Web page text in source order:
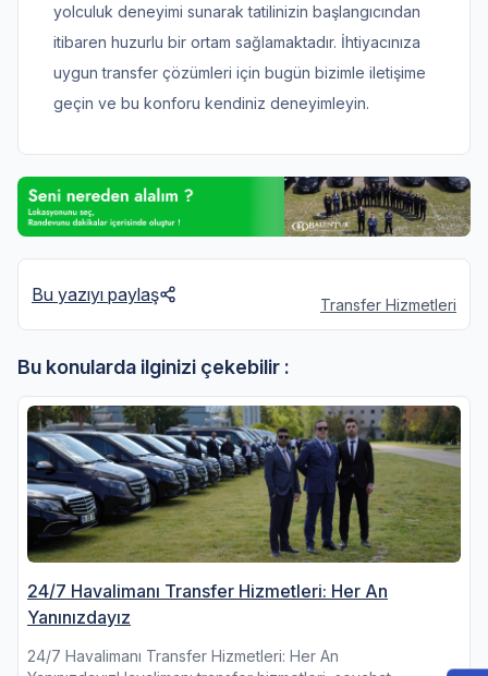
yolculuk deneyimi sunarak tatilinizin başlangıcından
itibaren huzurlu bir ortam sağlamaktadır. İhtiyacınıza
uygun transfer çözümleri için bugün bizimle iletişime
geçin ve bu konforu kendiniz deneyimleyin.
Bu yazıyı paylaş Transfer Hizmetleri
Bu konularda ilginizi çekebilir :
24/7 Havalimanı Transfer Hizmetleri: Her An
Yanınızdayız
24/7 Havalimanı Transfer Hizmetleri: Her An